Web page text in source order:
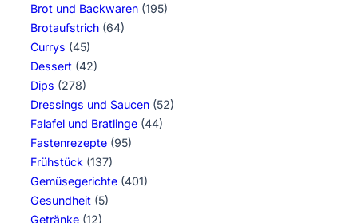
Brot und Backwaren (195)
Brotaufstrich (64)
Currys (45)
Dessert (42)
Dips (278)
Dressings und Saucen (52)
Falafel und Bratlinge (44)
Fastenrezepte (95)
Frühstück (137)
Gemüsegerichte (401)
Gesundheit (5)
Getränke (12)